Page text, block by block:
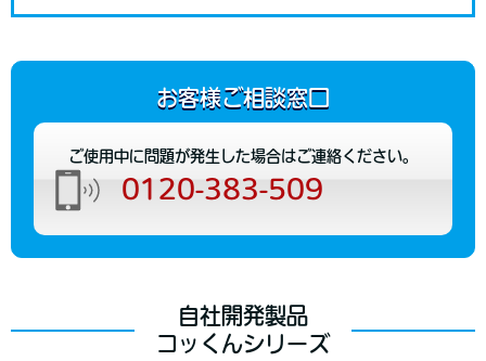
お客様ご相談窓口
ご使用中に問題が発生した場合はご連絡ください。
0120-383-509
自社開発製品
コッくんシリーズ